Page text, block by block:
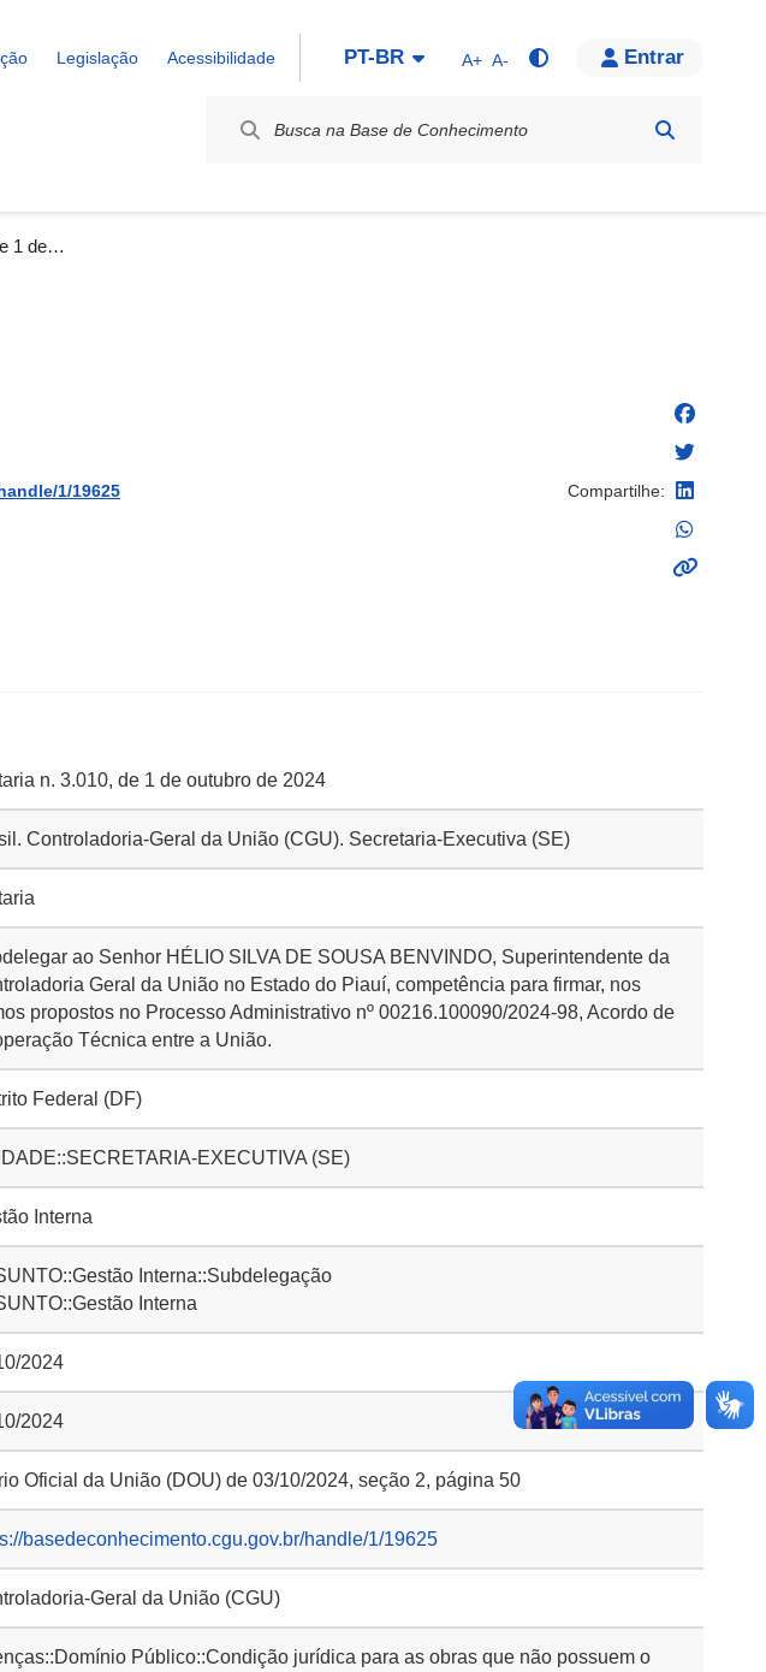
Legislação Acessibilidade PT-BR A+ A- Entrar
Portaria n. 3.010, de 1 de outubro de 2024
1/19625 Compartilhe:
n. 3.010, de 1 de outubro de 2024
Controladoria-Geral da União (CGU). Secretaria-Executiva (SE)
ao Senhor HÉLIO SILVA DE SOUSA BENVINDO, Superintendente da
Geral da União no Estado do Piauí, competência para firmar, nos
propostos no Processo Administrativo nº 00216.100090/2024-98, Acordo de
Técnica entre a União.
Federal (DF)
EXECUTIVA (SE)
Interna
Interna::Subdelegação
Interna
2024
2024
Oficial da União (DOU) de 03/10/2024, seção 2, página 50
basedeconhecimento.cgu.gov.br/handle/1/19625
Geral da União (CGU)
Público::Condição jurídica para as obras que não possuem o